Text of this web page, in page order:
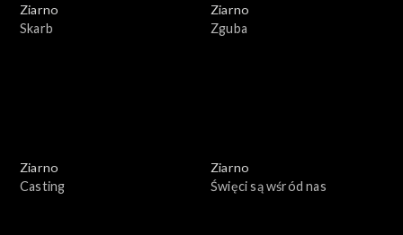
Ziarno
Skarb
Ziarno
Zguba
Ziarno
Casting
Ziarno
Święci są wśród nas